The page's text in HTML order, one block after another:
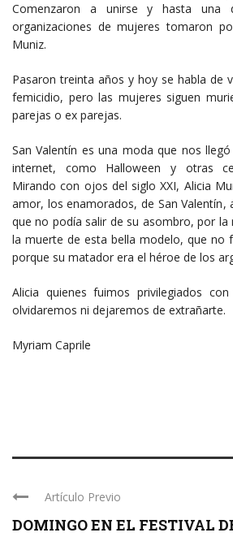
Comenzaron a unirse y hasta una
organizaciones de mujeres tomaron
Muniz.
Pasaron treinta años y hoy se habla de
femicidio, pero las mujeres siguen
parejas o ex parejas.
San Valentín es una moda que nos
internet, como Halloween y otras
Mirando con ojos del siglo XXI, Alicia
amor, los enamorados, de San Valentín,
que no podía salir de su asombro, por la
la muerte de esta bella modelo, que no
porque su matador era el héroe de los
Alicia quienes fuimos privilegiados
olvidaremos ni dejaremos de extrañarte.
Myriam Caprile
Artículo Previo
DOMINGO EN EL FESTIVAL